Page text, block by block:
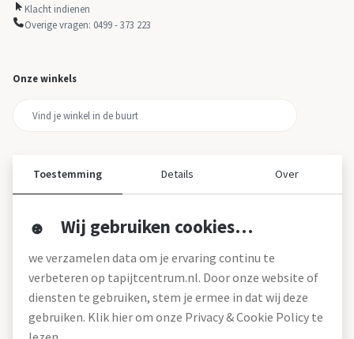
Klacht indienen
Overige vragen: 0499 - 373 223
Onze winkels
Over tapijtcentrum
Werken bij
Montageservice
Blog
Toestemming Details Over
Wij gebruiken cookies…
we verzamelen data om je ervaring continu te
verbeteren op tapijtcentrum.nl. Door onze website of
diensten te gebruiken, stem je ermee in dat wij deze
gebruiken. Klik hier om onze Privacy & Cookie Policy te